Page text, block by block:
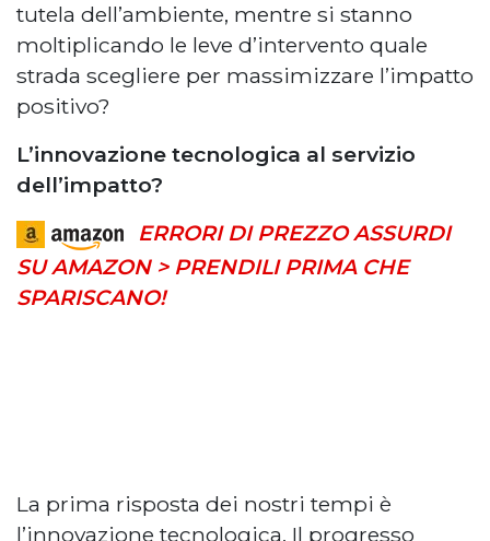
tutela dell’ambiente, mentre si stanno
moltiplicando le leve d’intervento quale
strada scegliere per massimizzare l’impatto
positivo?
L’innovazione tecnologica al servizio
dell’impatto?
ERRORI DI PREZZO ASSURDI
SU AMAZON > PRENDILI PRIMA CHE
SPARISCANO!
La prima risposta dei nostri tempi è
l’innovazione tecnologica. Il progresso